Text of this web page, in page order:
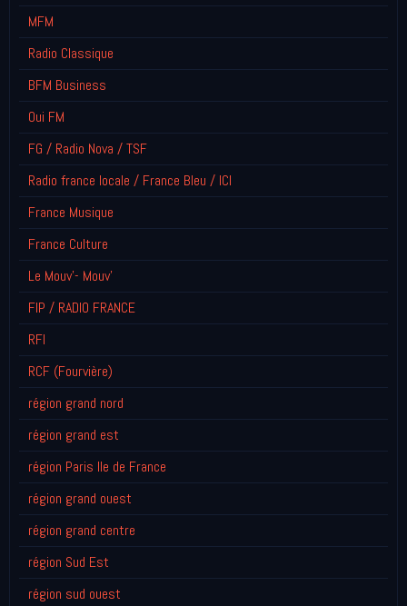
MFM
Radio Classique
BFM Business
Oui FM
FG / Radio Nova / TSF
Radio france locale / France Bleu / ICI
France Musique
France Culture
Le Mouv'- Mouv'
FIP / RADIO FRANCE
RFI
RCF (Fourvière)
région grand nord
région grand est
région Paris Ile de France
région grand ouest
région grand centre
région Sud Est
région sud ouest